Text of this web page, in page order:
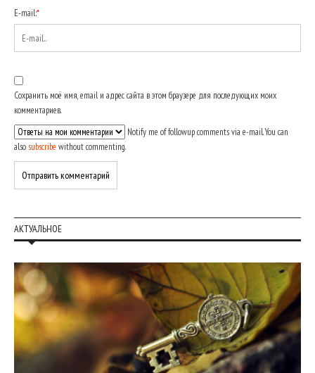
E-mail:*
Сохранить моё имя, email и адрес сайта в этом браузере для последующих моих
комментариев.
Notify me of followup comments via e-mail. You can
also subscribe without commenting.
АКТУАЛЬНОЕ